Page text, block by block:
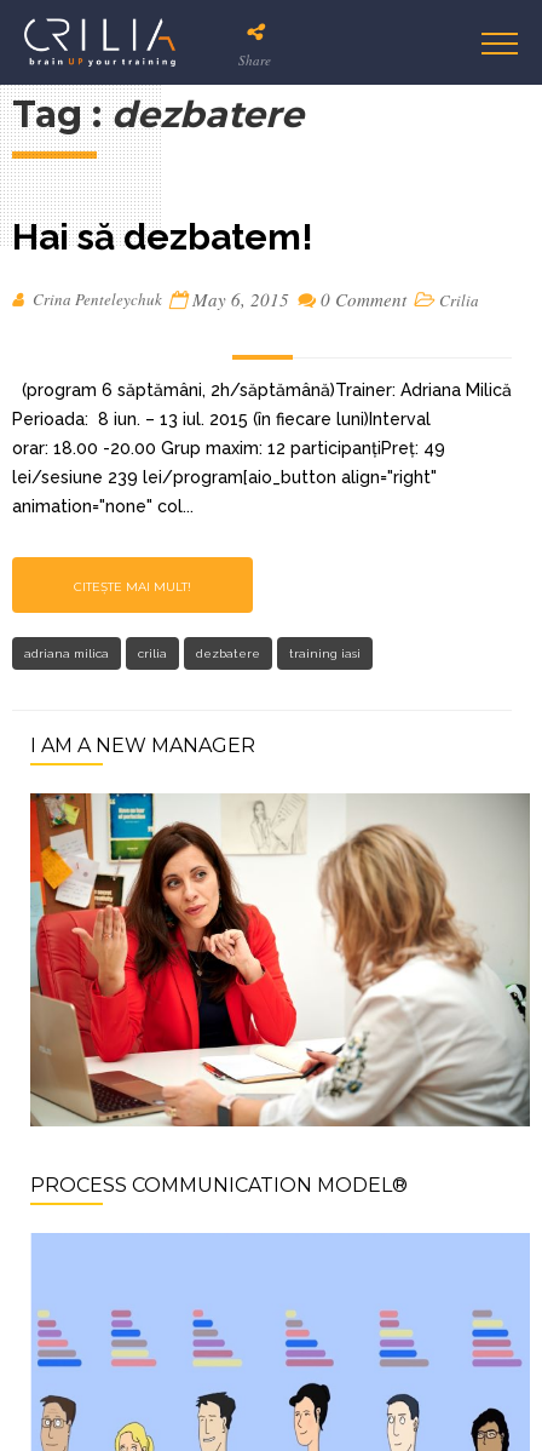
Share
Tag :dezbatere
Hai să dezbatem!
Crina Penteleychuk May 6, 2015 0 Comment Crilia
(program 6 săptămâni, 2h/săptămână)Trainer: Adriana Milică
Perioada: 8 iun. – 13 iul. 2015 (în fiecare luni)Interval
orar: 18.00 -20.00 Grup maxim: 12 participanțiPreț: 49
lei/sesiune 239 lei/program[aio_button align="right"
animation="none" col...
CITEȘTE MAI MULT!
adriana milica crilia dezbatere training iasi
I AM A NEW MANAGER
PROCESS COMMUNICATION MODEL®